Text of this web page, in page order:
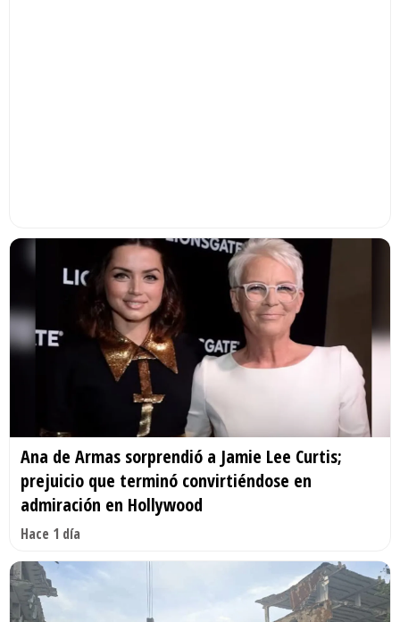
Ana de Armas sorprendió a Jamie Lee Curtis;
prejuicio que terminó convirtiéndose en
admiración en Hollywood
Hace 1 día